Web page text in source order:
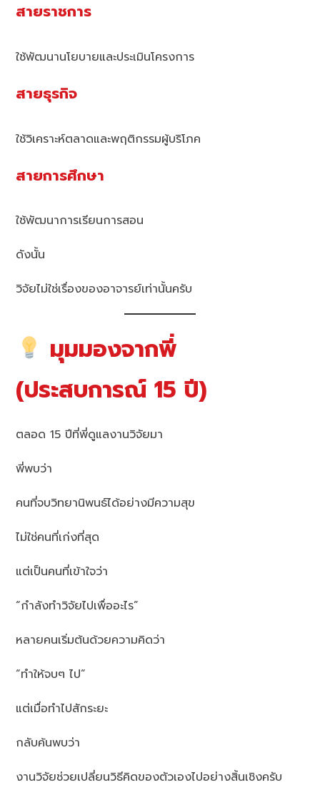
สายราชการ
ใช้พัฒนานโยบายและประเมินโครงการ
สายธุรกิจ
ใช้วิเคราะห์ตลาดและพฤติกรรมผู้บริโภค
สายการศึกษา
ใช้พัฒนาการเรียนการสอน
ดังนั้น
วิจัยไม่ใช่เรื่องของอาจารย์เท่านั้นครับ
มุมมองจากพี่
(ประสบการณ์ 15 ปี)
ตลอด 15 ปีที่พี่ดูแลงานวิจัยมา
พี่พบว่า
คนที่จบวิทยานิพนธ์ได้อย่างมีความสุข
ไม่ใช่คนที่เก่งที่สุด
แต่เป็นคนที่เข้าใจว่า
“กำลังทำวิจัยไปเพื่ออะไร”
หลายคนเริ่มต้นด้วยความคิดว่า
“ทำให้จบๆ ไป”
แต่เมื่อทำไปสักระยะ
กลับค้นพบว่า
งานวิจัยช่วยเปลี่ยนวิธีคิดของตัวเองไปอย่างสิ้นเชิงครับ